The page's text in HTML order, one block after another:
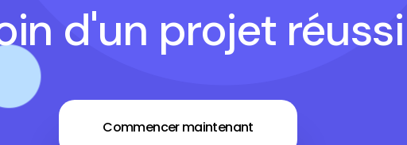
d'un projet
Commencer maintenant